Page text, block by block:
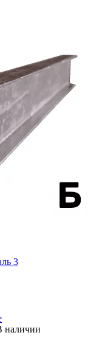
3
наличии